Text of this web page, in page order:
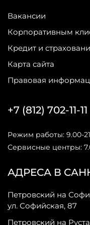
Вакансии
Корпоративным
Кредит и
Карта сайта
Правовая
АДРЕСА В
Петровский на
ул. Софийская, 87
Петровский на
+7 (812) 702-11-11
Режим работы: 9.00-
Сервисные центры: